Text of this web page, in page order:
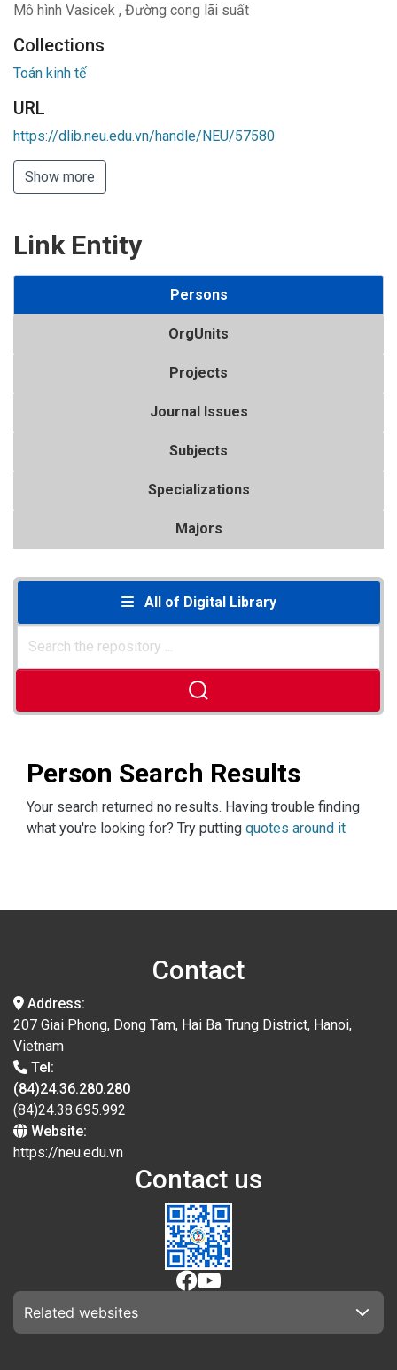
Mô hình Vasicek , Đường cong lãi suất
Collections
Toán kinh tế
URL
https://dlib.neu.edu.vn/handle/NEU/57580
Show more
Link Entity
Persons
OrgUnits
Projects
Journal Issues
Subjects
Specializations
Majors
All of Digital Library
Person Search Results
Your search returned no results. Having trouble finding
what you're looking for? Try putting quotes around it
Contact
Address:
207 Giai Phong, Dong Tam, Hai Ba Trung District, Hanoi,
Vietnam
Tel:
(84)24.36.280.280
(84)24.38.695.992
Website:
https://neu.edu.vn
Contact us
Related websites